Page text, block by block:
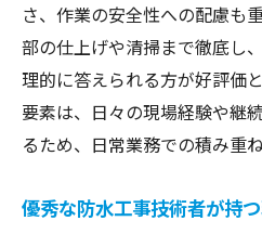
防水工事業界で求め
防水工事技術を磨
防水工事技術者の
ニング
防水工事で評価さ
防水工事の現場経験
さ、作業の安全性への配慮も
部の仕上げや清掃まで徹底し
理的に答えられる方が好評価
要素は、日々の現場経験や継
るため、日常業務での積み重
優秀な防水工事技術者が持